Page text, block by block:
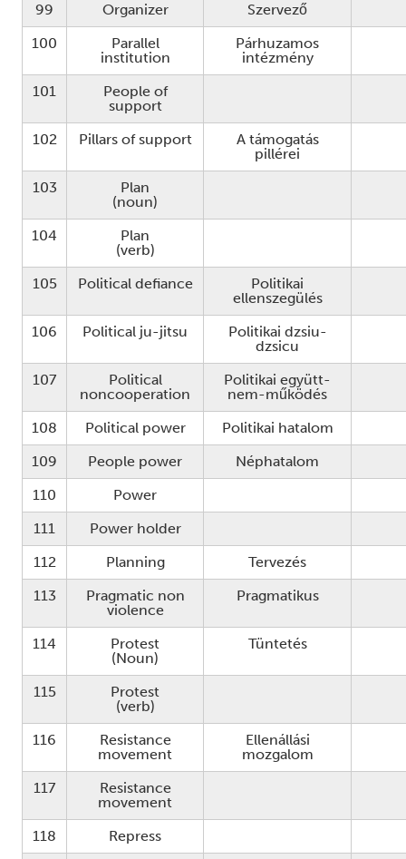
99
Organizer
Szervező
100
Parallel
institution
Párhuzamos
intézmény
101
People of
support
102
Pillars of support
A támogatás
pillérei
103
Plan
(noun)
104
Plan
(verb)
105
Political defiance
Politikai
ellenszegülés
106
Political ju-jitsu
Politikai dzsiu-
dzsicu
107
Political
noncooperation
Politikai együtt-
nem-működés
108
Political power
Politikai hatalom
109
People power
Néphatalom
110
Power
111
Power holder
112
Planning
Tervezés
113
Pragmatic non
violence
Pragmatikus
114
Protest
(Noun)
Tüntetés
115
Protest
(verb)
116
Resistance
movement
Ellenállási
mozgalom
117
Resistance
movement
118
Repress